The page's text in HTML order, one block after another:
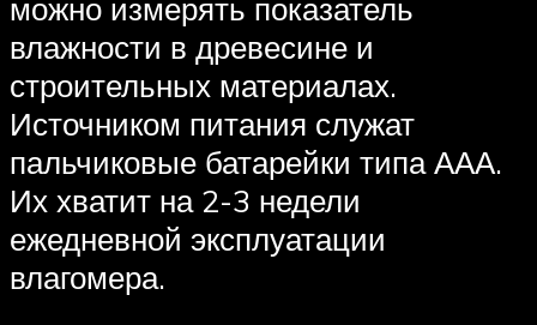
можно измерять показатель
влажности в древесине и
строительных материалах.
Источником питания служат
пальчиковые батарейки типа ААА.
Их хватит на 2-3 недели
ежедневной эксплуатации
влагомера.